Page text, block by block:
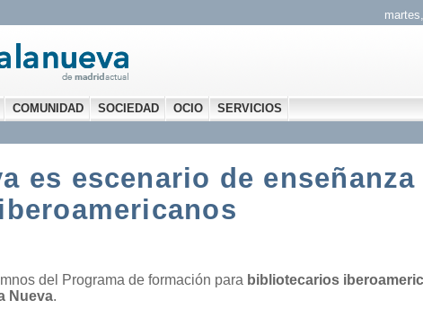
COMUNIDAD SOCIEDAD OCIO SERVICIOS
es escenario de enseñanza
del Programa de formación para bibliotecarios
Nueva.